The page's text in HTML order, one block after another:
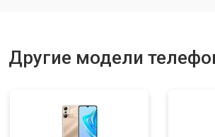
Другие модели